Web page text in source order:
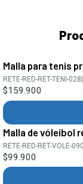
Malla para tenis
RETE-RED-RET-TENI-028
$159.900
Malla de vóleibol
RETE-RED-RET-VOLE-090
$99.900